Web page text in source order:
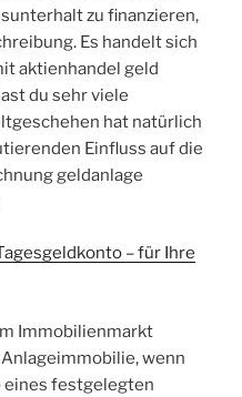
zu finanzieren,
Es handelt sich
aktienhandel geld
du sehr viele
hat natürlich
Einfluss auf die
geldanlage
– für Ihre
Immobilienmarkt
wenn
eines festgelegten